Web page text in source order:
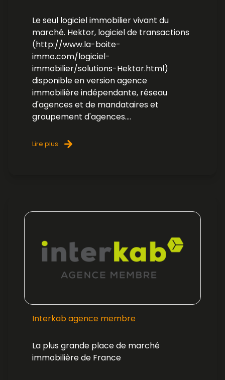
Le seul logiciel immobilier vivant du
marché. Hektor, logiciel de transactions
(http://www.la-boite-
immo.com/logiciel-
immobilier/solutions-Hektor.html)
disponible en version agence
immobilière indépendante, réseau
d'agences et de mandataires et
groupement d'agences....
Lire plus
Interkab agence membre
La plus grande place de marché
immobilière de France